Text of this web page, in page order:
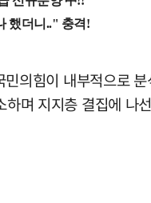
의힘이 내부적으로
며 지지층 결집에 나